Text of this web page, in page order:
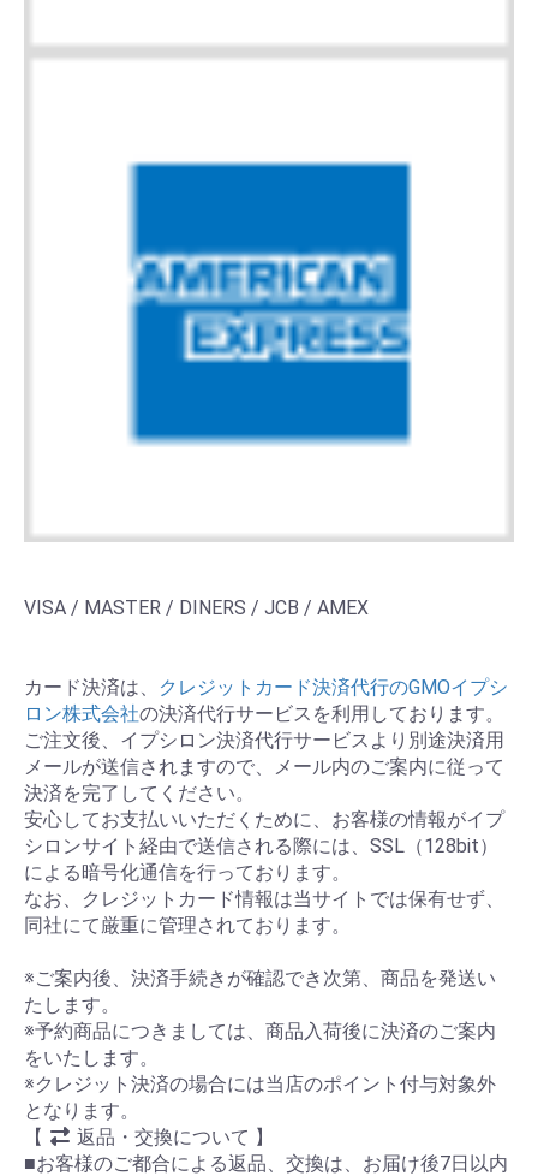
VISA / MASTER / DINERS / JCB / AMEX
カード決済は、
クレジットカード決済代行のGMOイプシ
ロン株式会社の決済代行サービスを利用しております。
ご注文後、イプシロン決済代行サービスより別途決済用
メールが送信されますので、メール内のご案内に従って
決済を完了してください。
安心してお支払いいただくために、お客様の情報がイプ
シロンサイト経由で送信される際には、SSL（128bit）
による暗号化通信を行っております。
なお、クレジットカード情報は当サイトでは保有せず、
同社にて厳重に管理されております。
※ご案内後、決済手続きが確認でき次第、商品を発送い
たします。
※予約商品につきましては、商品入荷後に決済のご案内
をいたします。
※クレジット決済の場合には当店のポイント付与対象外
となります。
【
返品・交換について 】
■お客様のご都合による返品、交換は、お届け後7日以内